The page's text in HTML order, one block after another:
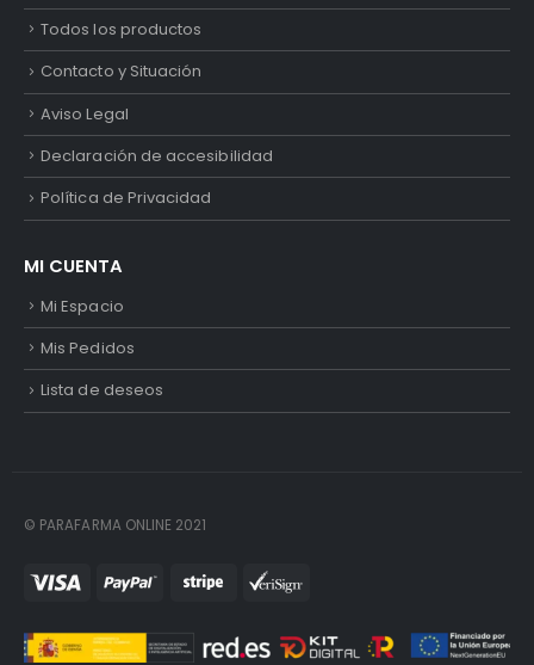
Todos los productos
Contacto y Situación
Aviso Legal
Declaración de accesibilidad
Política de Privacidad
MI CUENTA
Mi Espacio
Mis Pedidos
Lista de deseos
© PARAFARMA ONLINE 2021